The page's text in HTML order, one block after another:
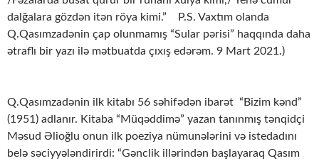
dalğalara gözdən itən röya kimi.” P.S. Vaxtım olanda
Q.Qasımzadənin çap olunmamış “Sular pərisi” haqqında daha
ətraflı bir yazı ilə mətbuatda çıxış edərəm. 9 Mart 2021.)
Q.Qasımzadənin ilk kitabı 56 səhifədən ibarət “Bizim kənd”
(1951) adlanır. Kitaba “Müqəddimə” yazan tanınmış tənqidçi
Məsud Əlioğlu onun ilk poeziya nümunələrini və istedadını
belə səciyyələndirirdi: “Gənclik illərindən başlayaraq Qasım